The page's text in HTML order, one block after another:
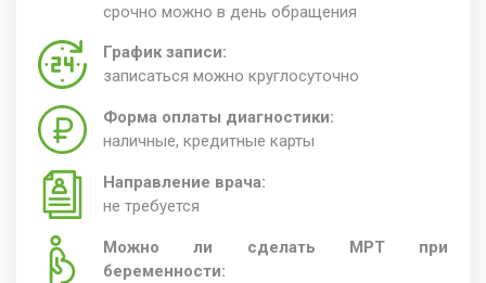
срочно можно в день обращения
График записи:
записаться можно круглосуточно
Форма оплаты диагностики:
наличные, кредитные карты
Направление врача:
не требуется
Можно ли сделать МРТ при
беременности: